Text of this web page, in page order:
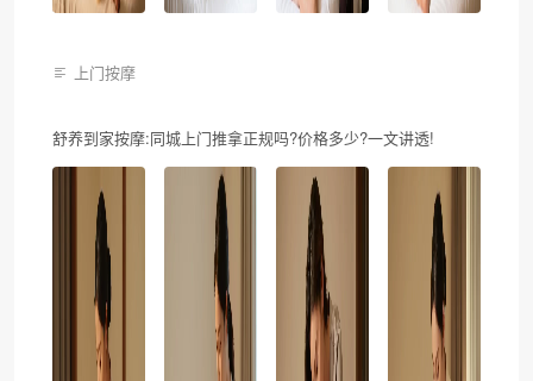
上门按摩
舒养到家按摩:同城上门推拿正规吗?价格多少?一文讲透!